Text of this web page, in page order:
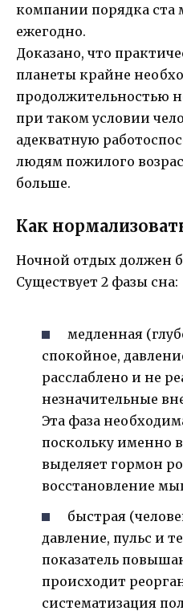
компании порядка ста
ежегодно.
Доказано, что
планеты крайне
продолжительностью
при таком условии
адекватную
людям пожилого
больше.
Как
Ночной отдых должен
Существует 2 фазы сна:
медленная
спокойное,
расслаблено и не
незначительные
Эта фаза
поскольку именно
выделяет гормон
восстановление
быстрая
давление, пульс и
показатель
происходит
систематизация